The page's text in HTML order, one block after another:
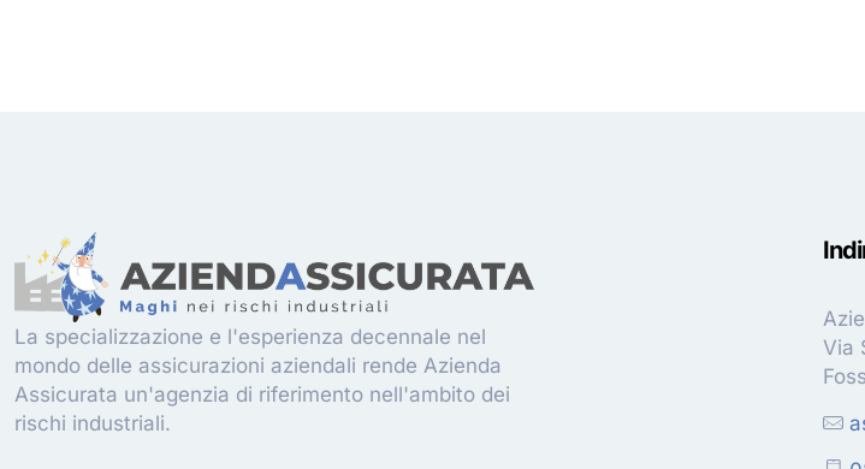
La specializzazione e l'esperienza decennale nel
mondo delle assicurazioni aziendali rende Azienda
Assicurata un'agenzia di riferimento nell'ambito dei
rischi industriali.
Via